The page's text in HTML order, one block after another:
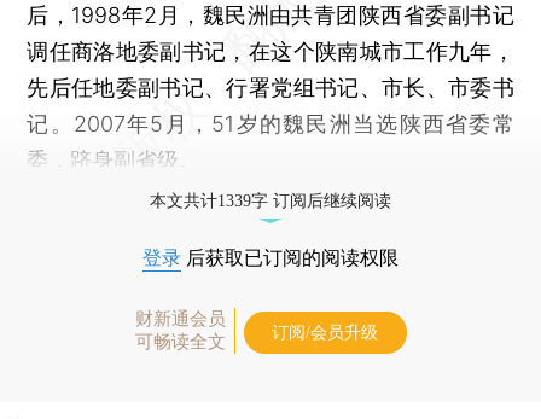
后，1998年2月，魏民洲由共青团陕西省委副书记
调任商洛地委副书记，在这个陕南城市工作九年，
先后任地委副书记、行署党组书记、市长、市委书
记。2007年5月，51岁的魏民洲当选陕西省委常
委，跻身副省级。
本文共计1339字 订阅后继续阅读
登录 后获取已订阅的阅读权限
财新通会员
可畅读全文
订阅/会员升级